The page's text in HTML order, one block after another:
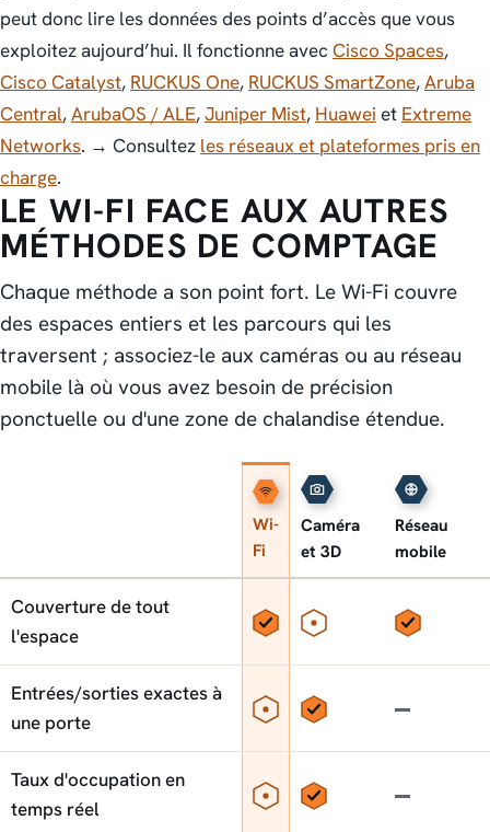
peut donc lire les données des points d’accès que vous
exploitez aujourd’hui. Il fonctionne avec Cisco Spaces,
Cisco Catalyst, RUCKUS One, RUCKUS SmartZone,Aruba
Central,ArubaOS / ALE,Juniper Mist, Huawei et Extreme
Networks. → Consultez les réseaux et plateformes pris en
charge.
LE WI-FI FACE AUX AUTRES
MÉTHODES DE COMPTAGE
Chaque méthode a son point fort. Le Wi-Fi couvre
des espaces entiers et les parcours qui les
traversent ; associez-le aux caméras ou au réseau
mobile là où vous avez besoin de précision
ponctuelle ou d'une zone de chalandise étendue.
Capacité
Wi-
Fi
Caméra
et 3D
Réseau
mobile
Couverture de tout
l'espace
Oui Partiel Oui
Entrées/sorties exactes à
une porte
PartielOui Non
Taux d'occupation en
temps réel
PartielOui Non